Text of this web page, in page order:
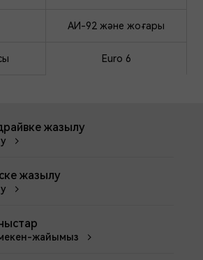
АИ-92 және жоғары
Euro 6
жазылу
жазылу
мекен-жайымыз